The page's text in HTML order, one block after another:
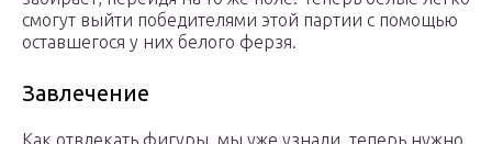
смогут выйти победителями этой партии с помощью
оставшегося у них белого ферзя.
Завлечение
Как отвлекать фигуры, мы уже узнали, теперь нужно